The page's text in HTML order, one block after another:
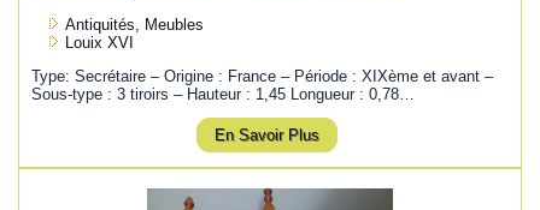
Antiquités, Meubles
Louix XVI
Type: Secrétaire – Origine : France – Période : XIXème et avant –
Sous-type : 3 tiroirs – Hauteur : 1,45 Longueur : 0,78…
En Savoir Plus